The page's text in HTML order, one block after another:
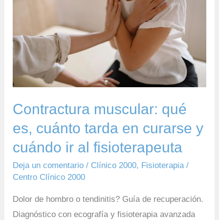
Contractura muscular: qué
es, cuánto tarda en curarse y
cuándo ir al fisioterapeuta
Deja un comentario / Clínico 2000, Fisioterapia/
Centro Clínico 2000
Dolor de hombro o tendinitis? Guía de recuperación.
Diagnóstico con ecografía y fisioterapia avanzada
tarda
en
curarse
y
cuándo
ir
al
fisioterapeuta